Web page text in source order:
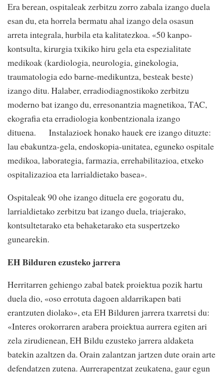
Era berean, ospitaleak zerbitzu zorro zabala izango duela
esan du, eta horrela bermatu ahal izango dela osasun
arreta integrala, hurbila eta kalitatezkoa. «50 kanpo-
kontsulta, kirurgia txikiko hiru gela eta espezialitate
medikoak (kardiologia, neurologia, ginekologia,
traumatologia edo barne-medikuntza, besteak beste)
izango ditu. Halaber, erradiodiagnostikoko zerbitzu
moderno bat izango du, erresonantzia magnetikoa, TAC,
ekografia eta erradiologia konbentzionala izango
dituena. Instalazioek honako hauek ere izango dituzte:
lau ebakuntza-gela, endoskopia-unitatea, eguneko ospitale
medikoa, laborategia, farmazia, errehabilitazioa, etxeko
ospitalizazioa eta larrialdietako basea».
Ospitaleak 90 ohe izango dituela ere gogoratu du,
larrialdietako zerbitzu bat izango duela, triajerako,
kontsultetarako eta behaketarako eta suspertzeko
gunearekin.
EH Bilduren ezusteko jarrera
Herritarren gehiengo zabal batek proiektua pozik hartu
duela dio, «oso errotuta dagoen aldarrikapen bati
erantzuten diolako», eta EH Bilduren jarrera txarretsi du:
«Interes orokorraren arabera proiektua aurrera egiten ari
zela zirudienean, EH Bildu ezusteko jarrera aldaketa
batekin azaltzen da. Orain zalantzan jartzen dute orain arte
defendatzen zutena. Aurrerapentzat zeukatena, gaur egun